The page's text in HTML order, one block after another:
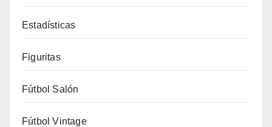
Estadísticas
Figuritas
Fútbol Salón
Fútbol Vintage